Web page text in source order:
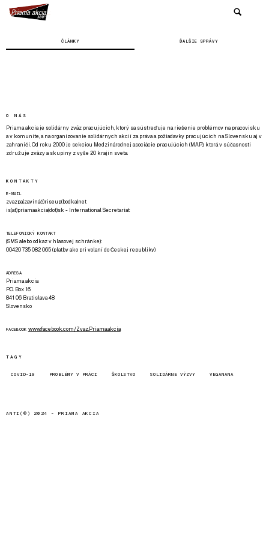
ČLÁNKY ĎALŠIE SPRÁVY
O NÁS
Priama akcia je solidárny zväz pracujúcich, ktorý sa sústreďuje na riešenie problémov na pracovisku
a v komunite, a na organizovanie solidárnych akcií za práva a požiadavky pracujúcich na Slovensku aj v
zahraničí. Od roku 2000 je sekciou Medzinárodnej asociácie pracujúcich (MAP), ktorá v súčasnosti
združuje zväzy a skupiny z vyše 20 krajín sveta.
KONTAKTY
E-MAIL
zvazpa(zavináč)riseup(bodka)net
is(at)priamaakcia(dot)sk - International Secretariat
TELEFONICKÝ KONTAKT
(SMS alebo odkaz v hlasovej schránke):
00420 735 082 065 (platby ako pri volaní do Českej republiky)
ADRESA
Priama akcia
P.O. Box 16
841 06 Bratislava 48
Slovensko
FACEBOOK www.facebook.com/Zvaz.Priama.akcia
TAGY
COVID-19 PROBLÉMY V PRÁCI ŠKOLSTVO SOLIDÁRNE VÝZVY VEGANANA
ANTI(©) 2024 - PRIAMA AKCIA